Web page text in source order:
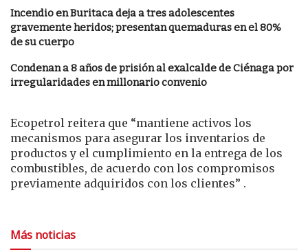
Incendio en Buritaca deja a tres adolescentes
gravemente heridos; presentan quemaduras en el 80%
de su cuerpo
Condenan a 8 años de prisión al exalcalde de Ciénaga por
irregularidades en millonario convenio
Ecopetrol reitera que “mantiene activos los
mecanismos para asegurar los inventarios de
productos y el cumplimiento en la entrega de los
combustibles, de acuerdo con los compromisos
previamente adquiridos con los clientes” .
Más noticias